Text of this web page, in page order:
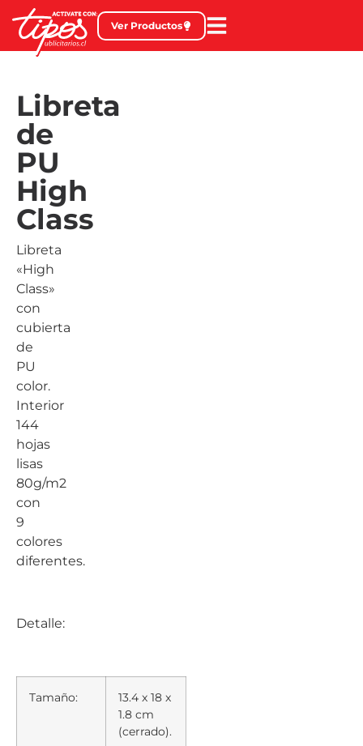
Ver Productos
Libreta
de
PU
High
Class
Libreta
«High
Class»
con
cubierta
de
PU
color.
Interior
144
hojas
lisas
80g/m2
con
9
colores
diferentes.
Detalle:
Tamaño:
13.4 x 18 x
1.8 cm
(cerrado).